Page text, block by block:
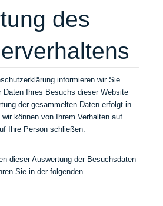
des
informieren wir Sie
Daten Ihres Besuchs dieser Website
der gesammelten Daten erfolgt in
können von Ihrem Verhalten auf
Ihre Person schließen.
dieser Auswertung der Besuchsdaten
Sie in der folgenden